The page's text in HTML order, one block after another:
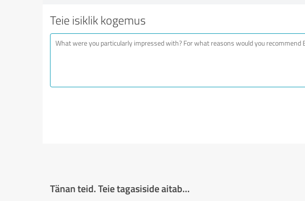
Teie isiklik kogemus
Tänan teid. Teie tagasiside aitab...